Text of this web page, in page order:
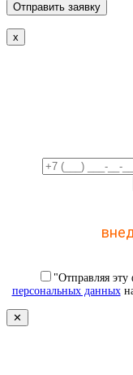
x
"Отправляя
персональных данных
✕